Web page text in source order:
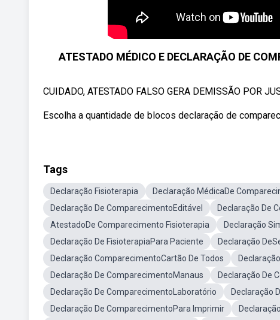
ATESTADO MÉDICO E DECLARAÇÃO DE
CUIDADO, ATESTADO FALSO GERA DEMISSÃO POR
Escolha a quantidade de blocos declaração de
Tags
Declaração Fisioterapia Declaração MédicaDe
Declaração De ComparecimentoEditável
Declaração De
AtestadoDe Comparecimento Fisioterapia
Declaração
Declaração De FisioterapiaPara Paciente
Declaração
Declaração ComparecimentoCartão De Todos
Declaração De ComparecimentoManaus
Declaração De
Declaração De ComparecimentoLaboratório
Declaração
Declaração De ComparecimentoPara Imprimir